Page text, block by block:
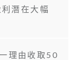
潛在大幅
理由收取50